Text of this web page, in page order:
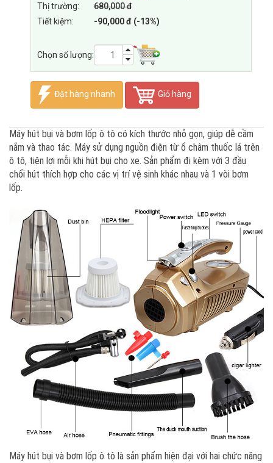
Thị trường:
680,000 đ
Tiết kiệm:
-90,000 đ (-13%)
Chọn số lượng:
Đặt hàng nhanh Giỏ hàng
Máy hút bụi và bơm lốp ô tô có kích thước nhỏ gọn, giúp dễ cầm
nắm và thao tác. Máy sử dụng nguồn điện từ ổ châm thuốc lá trên
ô tô, tiện lợi mỗi khi hút bụi cho xe. Sản phẩm đi kèm với 3 đầu
chổi hút thích hợp cho các vị trí vệ sinh khác nhau và 1 vòi bơm
lốp.
Máy hút bụi và bơm lốp ô tô là sản phẩm hiện đại với hai chức năng